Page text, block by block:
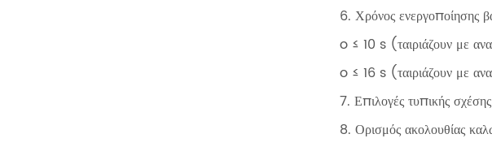
6. Χρόνος ενεργοποίησης
o ≤ 10 s (ταιριάζουν με
o ≤ 16 s (ταιριάζουν με
7. Επιλογές τυπικής
8. Ορισμός ακολουθίας